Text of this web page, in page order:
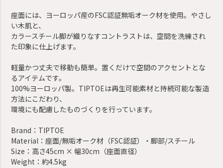
座面には、ヨーロッパ産のFSC認証無垢オーク材を使用。やさし
い木肌と、
カラースチール脚が織りなすコントラストは、空間を洗練され
た印象に仕上げます。
軽量かつ丈夫で移動も簡単。置くだけで空間のアクセントとな
るアイテムです。
100%ヨーロッパ製。TIPTOEは再生可能素材と持続可能な製造
方法にこだわり、
環境にも配慮したものづくりを行っています。
Brand：TIPTOE
Material：座面/無垢オーク材（FSC認証）・脚部/スチール
Size：高さ45cm × 幅30cm（座面直径）
Weight：約4.5kg